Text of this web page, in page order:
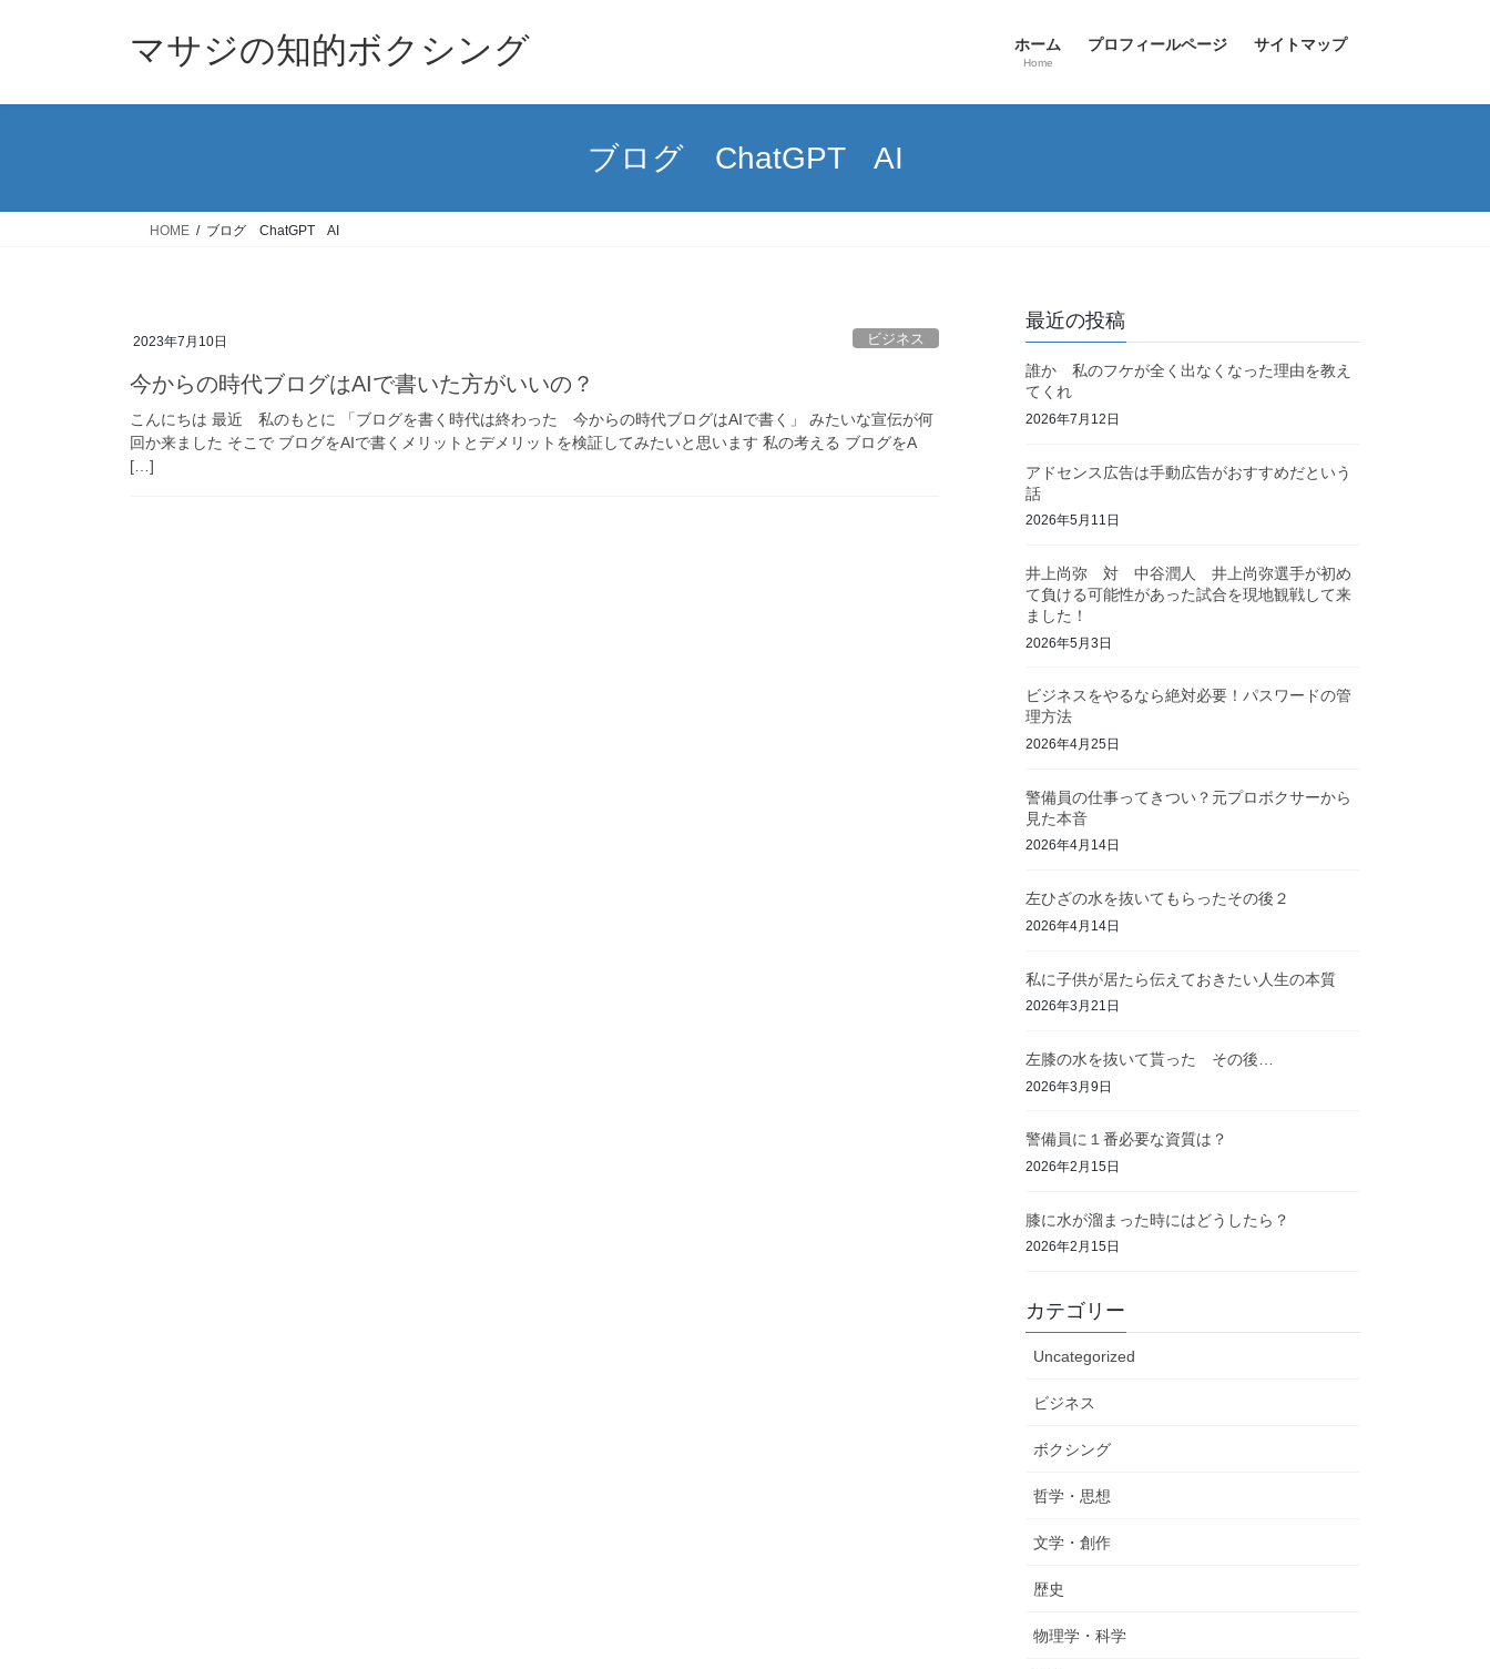
マサジの知的ボクシング ホーム
Home
プロフィールページ サイトマップ
ブログ ChatGPT AI
HOME ブログ ChatGPT AI
2023年7月10日 ビジネス
今からの時代ブログはAIで書いた方がいいの？
こんにちは 最近 私のもとに 「ブログを書く時代は終わった 今からの時代ブログはAIで書く」 みたいな宣伝が何
回か来ました そこで ブログをAIで書くメリットとデメリットを検証してみたいと思います 私の考える ブログをA
[…]
最近の投稿
誰か 私のフケが全く出なくなった理由を教え
てくれ
2026年7月12日
アドセンス広告は手動広告がおすすめだという
話
2026年5月11日
井上尚弥 対 中谷潤人 井上尚弥選手が初め
て負ける可能性があった試合を現地観戦して来
ました！
2026年5月3日
ビジネスをやるなら絶対必要！パスワードの管
理方法
2026年4月25日
警備員の仕事ってきつい？元プロボクサーから
見た本音
2026年4月14日
左ひざの水を抜いてもらったその後２
2026年4月14日
私に子供が居たら伝えておきたい人生の本質
2026年3月21日
左膝の水を抜いて貰った その後…
2026年3月9日
警備員に１番必要な資質は？
2026年2月15日
膝に水が溜まった時にはどうしたら？
2026年2月15日
カテゴリー
Uncategorized
ビジネス
ボクシング
哲学・思想
文学・創作
歴史
物理学・科学